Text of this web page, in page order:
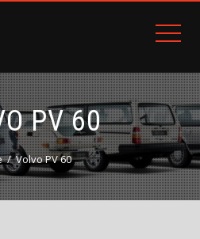
PV 60
Volvo PV 60